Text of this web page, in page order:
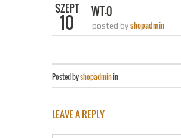
SZEPT
10 WT-0
posted by shopadmin
Posted byshopadminin
LEAVE A REPLY